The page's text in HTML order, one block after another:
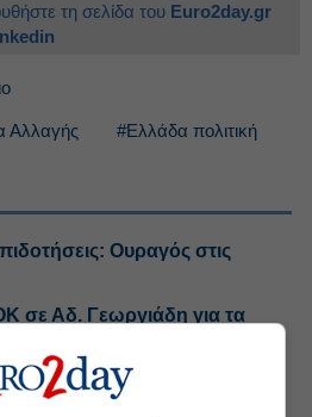
τη σελίδα του Euro2day.gr
Αλλαγής #Ελλάδα πολιτική
Ουραγός στις
σε Αδ. Γεωργιάδη για τα
τις προκλήσεις και